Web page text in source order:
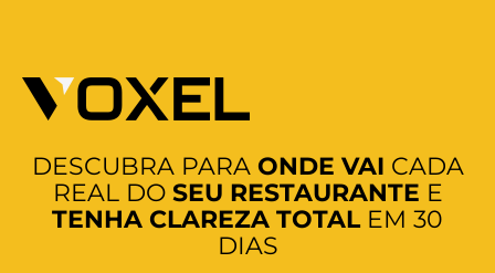
DESCUBRA PARA ONDE VAI CADA
REAL DO SEU RESTAURANTE E
TENHA CLAREZA TOTALEM 30
DIAS